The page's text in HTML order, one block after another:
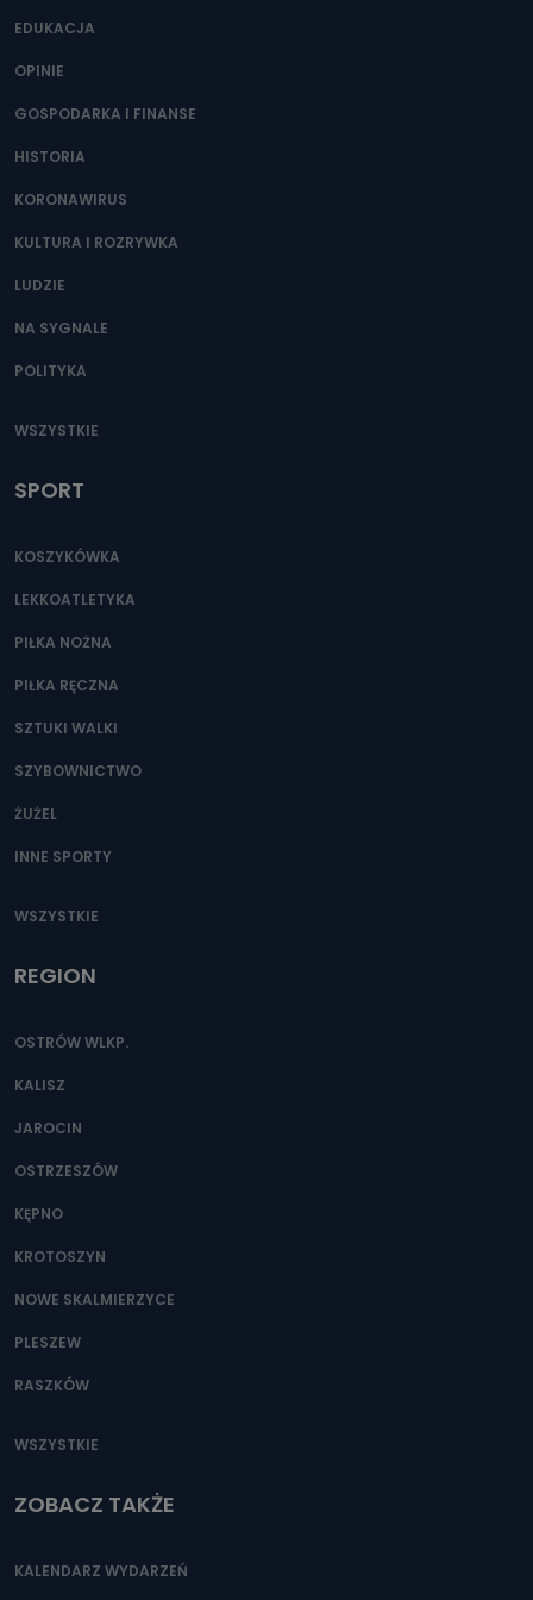
dane, które pochodzą bezpośrednio od Państwa (lub
zostały przekazane w Państwa imieniu) lub dane osobowe,
szczególności: imię i nazwisko, adres e-mail, telefon
oraz partnerzy wspomagający administratora w jego
danych osobowych?
Można to zrobić pod numerem telefonu 62 735-51-05 lub
EDUKACJA
OPINIE
GOSPODARKA I FINANSE
HISTORIA
KORONAWIRUS
KULTURA I ROZRYWKA
LUDZIE
NA SYGNALE
POLITYKA
WSZYSTKIE
SPORT
KOSZYKÓWKA
LEKKOATLETYKA
PIŁKA NOŻNA
PIŁKA RĘCZNA
SZTUKI WALKI
SZYBOWNICTWO
ŻUŻEL
INNE SPORTY
WSZYSTKIE
REGION
OSTRÓW WLKP.
KALISZ
JAROCIN
OSTRZESZÓW
KĘPNO
KROTOSZYN
NOWE SKALMIERZYCE
PLESZEW
RASZKÓW
WSZYSTKIE
ZOBACZ TAKŻE
KALENDARZ WYDARZEŃ